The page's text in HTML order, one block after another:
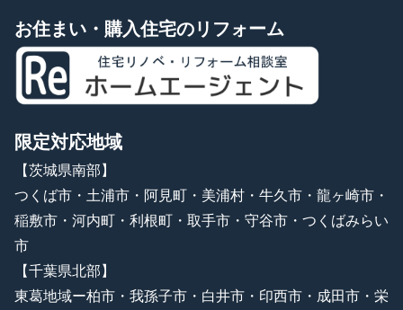
お住まい・購入住宅のリフォーム
限定対応地域
【茨城県南部】
つくば市・土浦市・阿見町・美浦村・牛久市・龍ヶ崎市・
稲敷市・河内町・利根町・取手市・守谷市・つくばみらい
市
【千葉県北部】
東葛地域ー柏市・我孫子市・白井市・印西市・成田市・栄